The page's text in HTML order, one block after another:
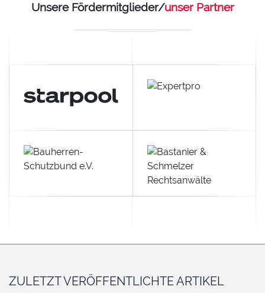
Unsere Fördermitglieder/unser Partner
ZULETZT VERÖFFENTLICHTE ARTIKEL